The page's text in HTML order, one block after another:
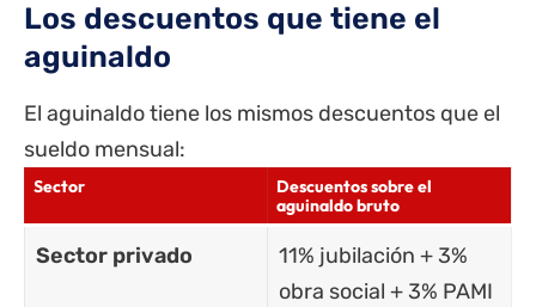
Los descuentos que tiene el
aguinaldo
El aguinaldo tiene los mismos descuentos que el
sueldo mensual:
Sector
Descuentos sobre el
aguinaldo bruto
Sector privado
11% jubilación + 3%
obra social + 3% PAMI